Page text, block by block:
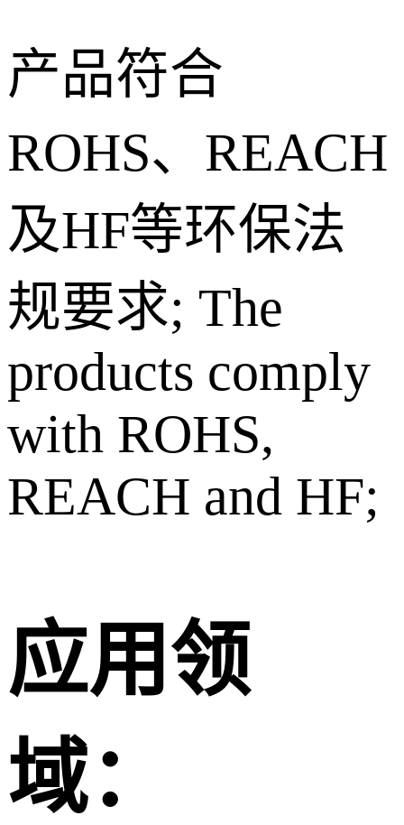
产品符合
ROHS、REACH
及HF等环保法
规要求; The
products comply
with ROHS,
REACH and HF;
应用领
域：